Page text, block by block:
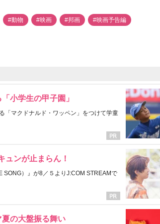
#動物 #映画 #邦画 #映画予告編
小学生の甲子園」
「マクドナルド・ワッペン」をつけて学童
ュンが止まらん！
SONG）』が8／５よりJ:COM STREAMで
の大盤振る舞い